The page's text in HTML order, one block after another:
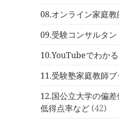
08.オンライン家庭
09.受験コンサルタン
10.YouTubeでわか
11.受験塾家庭教師ブ
12.国公立大学の偏
低得点率など (42)